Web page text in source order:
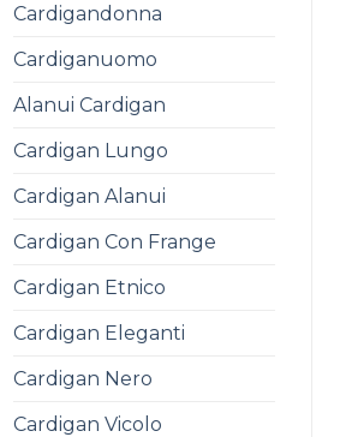
Cardigandonna
Cardiganuomo
Alanui Cardigan
Cardigan Lungo
Cardigan Alanui
Cardigan Con Frange
Cardigan Etnico
Cardigan Eleganti
Cardigan Nero
Cardigan Vicolo